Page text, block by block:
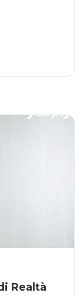
Realtà